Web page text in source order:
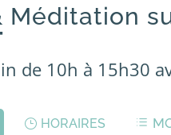
Méditation
de 10h à 15h30
HORAIRES